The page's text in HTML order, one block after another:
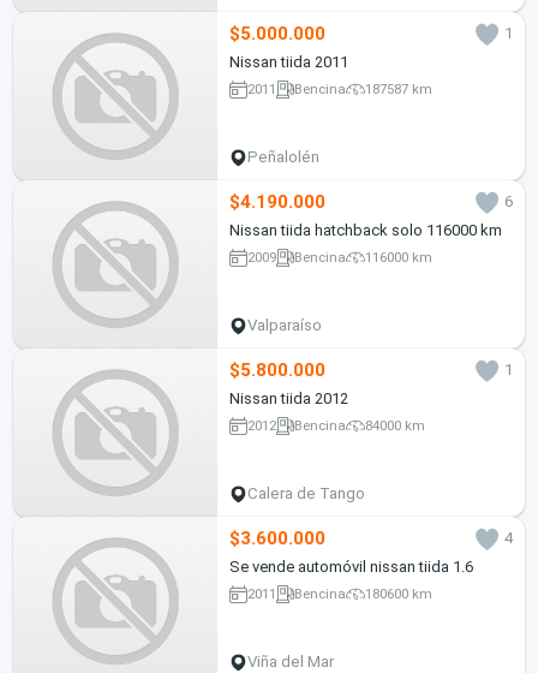
$5.000.000
1
Nissan tiida 2011
2011 Bencina 187587 km
Peñalolén
$4.190.000
6
Nissan tiida hatchback solo 116000 km
2009 Bencina 116000 km
Valparaíso
$5.800.000
1
Nissan tiida 2012
2012 Bencina 84000 km
Calera de Tango
$3.600.000
4
Se vende automóvil nissan tiida 1.6
2011 Bencina 180600 km
Viña del Mar